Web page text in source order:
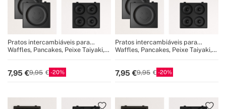
Pratos intercambiáveis para
STONE STUDIO Individual
Waffles, Pancakes, Peixe Taiyaki,
7,95 9,95 20
Pratos intercambiáveis para
STONE STUDIO Individual
Waffles, Pancakes, Peixe Taiyaki,
7,95 9,95 20